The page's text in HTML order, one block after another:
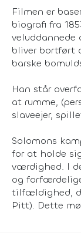
Filmen er
biografi fra
veluddannede
bliver bortført
barske
Han står
at rumme,
slaveejer,
Solomons
for at holde
værdighed. I
og
tilfældighed,
Pitt). Dette